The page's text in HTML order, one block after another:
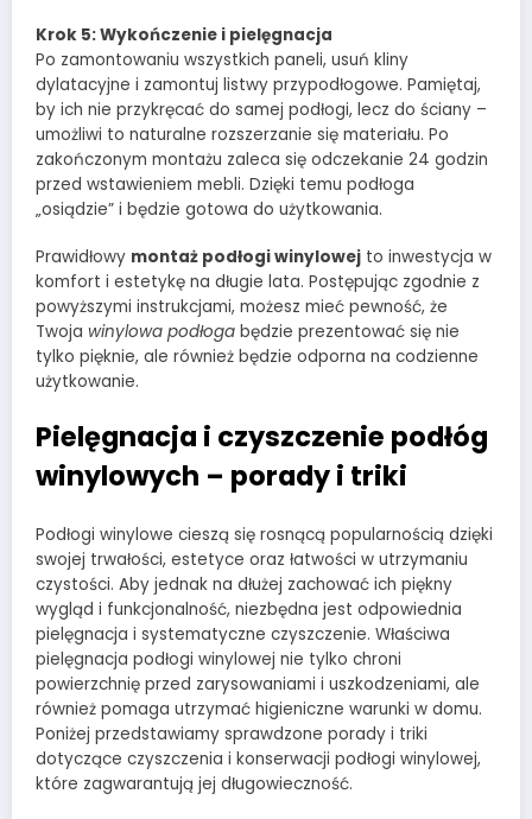
Krok 5: Wykończenie i pielęgnacja
Po zamontowaniu wszystkich paneli, usuń kliny
dylatacyjne i zamontuj listwy przypodłogowe. Pamiętaj,
by ich nie przykręcać do samej podłogi, lecz do ściany –
umożliwi to naturalne rozszerzanie się materiału. Po
zakończonym montażu zaleca się odczekanie 24 godzin
przed wstawieniem mebli. Dzięki temu podłoga
„osiądzie” i będzie gotowa do użytkowania.
Prawidłowy montaż podłogi winylowej to inwestycja w
komfort i estetykę na długie lata. Postępując zgodnie z
powyższymi instrukcjami, możesz mieć pewność, że
Twoja winylowa podłoga będzie prezentować się nie
tylko pięknie, ale również będzie odporna na codzienne
użytkowanie.
Pielęgnacja i czyszczenie podłóg
winylowych – porady i triki
Podłogi winylowe cieszą się rosnącą popularnością dzięki
swojej trwałości, estetyce oraz łatwości w utrzymaniu
czystości. Aby jednak na dłużej zachować ich piękny
wygląd i funkcjonalność, niezbędna jest odpowiednia
pielęgnacja i systematyczne czyszczenie. Właściwa
pielęgnacja podłogi winylowej nie tylko chroni
powierzchnię przed zarysowaniami i uszkodzeniami, ale
również pomaga utrzymać higieniczne warunki w domu.
Poniżej przedstawiamy sprawdzone porady i triki
dotyczące czyszczenia i konserwacji podłogi winylowej,
które zagwarantują jej długowieczność.